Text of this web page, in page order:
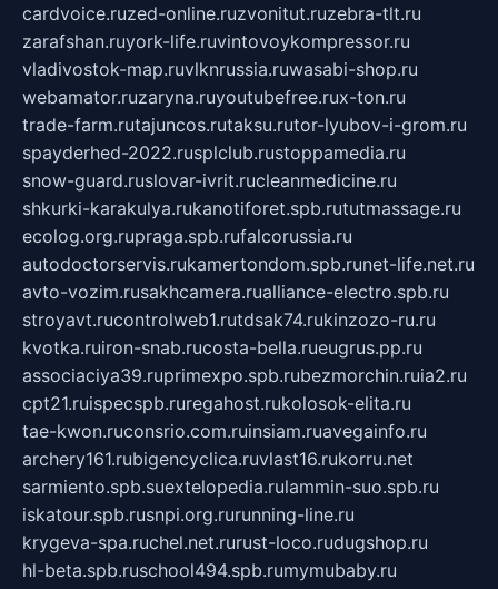
cardvoice.ruzed-online.ruzvonitut.ruzebra-tlt.ru
zarafshan.ruyork-life.ruvintovoykompressor.ru
vladivostok-map.ruvlknrussia.ruwasabi-shop.ru
webamator.ruzaryna.ruyoutubefree.rux-ton.ru
trade-farm.rutajuncos.rutaksu.rutor-lyubov-i-grom.ru
spayderhed-2022.rusplclub.rustoppamedia.ru
snow-guard.ruslovar-ivrit.rucleanmedicine.ru
shkurki-karakulya.rukanotiforet.spb.rututmassage.ru
ecolog.org.rupraga.spb.rufalcorussia.ru
autodoctorservis.rukamertondom.spb.runet-life.net.ru
avto-vozim.rusakhcamera.rualliance-electro.spb.ru
stroyavt.rucontrolweb1.rutdsak74.rukinzozo-ru.ru
kvotka.ruiron-snab.rucosta-bella.rueugrus.pp.ru
associaciya39.ruprimexpo.spb.rubezmorchin.ruia2.ru
cpt21.ruispecspb.ruregahost.rukolosok-elita.ru
tae-kwon.ruconsrio.com.ruinsiam.ruavegainfo.ru
archery161.rubigencyclica.ruvlast16.rukorru.net
sarmiento.spb.suextelopedia.rulammin-suo.spb.ru
iskatour.spb.rusnpi.org.rurunning-line.ru
krygeva-spa.ruchel.net.rurust-loco.rudugshop.ru
hl-beta.spb.ruschool494.spb.rumymubaby.ru